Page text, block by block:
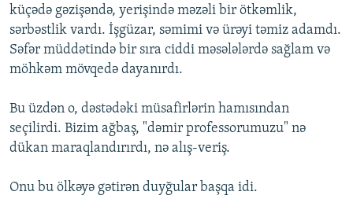
küçədə gəzişəndə, yerişində məzəli bir ötkəmlik,
sərbəstlik vardı. İşgüzar, səmimi və ürəyi təmiz adamdı.
Səfər müddətində bir sıra ciddi məsələlərdə sağlam və
möhkəm mövqedə dayanırdı.
Bu üzdən o, dəstədəki müsafirlərin hamısından
seçilirdi. Bizim ağbaş, "dəmir professorumuzu" nə
dükan maraqlandırırdı, nə alış-veriş.
Onu bu ölkəyə gətirən duyğular başqa idi.